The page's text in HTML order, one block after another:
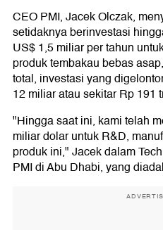
CEO PMI, Jacek Olczak,
setidaknya berinvestasi
US$ 1,5 miliar per tahun
produk tembakau bebas
total, investasi yang
12 miliar atau sekitar Rp 191
"Hingga saat ini, kami telah
miliar dolar untuk R&D,
produk ini," Jacek dalam
PMI di Abu Dhabi, yang